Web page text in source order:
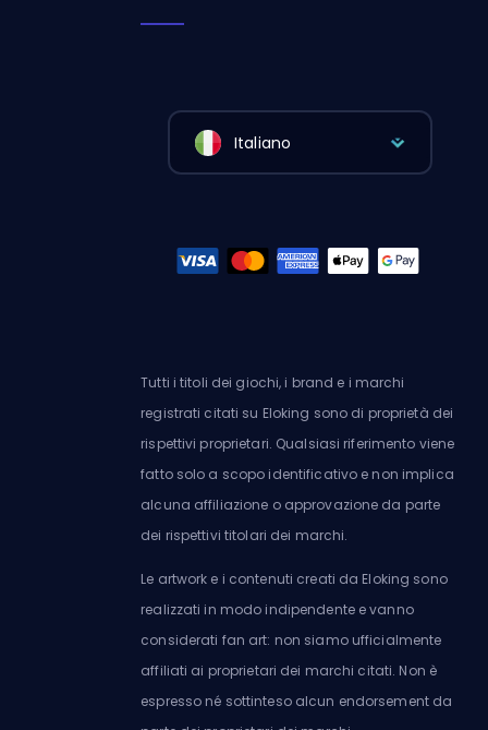
Italiano
Tutti i titoli dei giochi, i brand e i marchi
registrati citati su Eloking sono di proprietà dei
rispettivi proprietari. Qualsiasi riferimento viene
fatto solo a scopo identificativo e non implica
alcuna affiliazione o approvazione da parte
dei rispettivi titolari dei marchi.
Le artwork e i contenuti creati da Eloking sono
realizzati in modo indipendente e vanno
considerati fan art: non siamo ufficialmente
affiliati ai proprietari dei marchi citati. Non è
espresso né sottinteso alcun endorsement da